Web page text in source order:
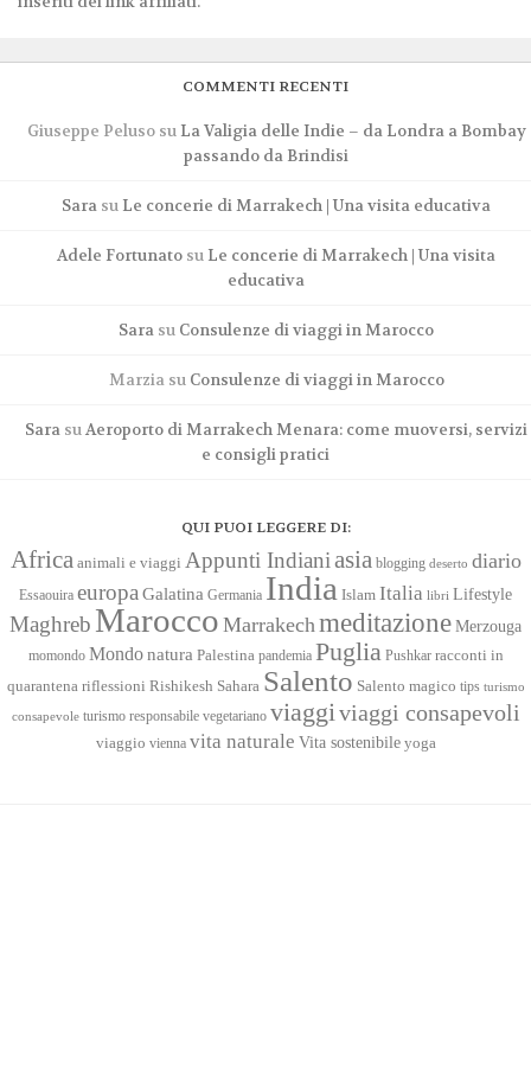
COMMENTI RECENTI
Giuseppe Pelusosu La Valigia delle Indie – da Londra a Bombay
passando da Brindisi
Sara su Le concerie di Marrakech | Una visita educativa
Adele Fortunato su Le concerie di Marrakech | Una visita
educativa
Sara su Consulenze di viaggi in Marocco
Marziasu Consulenze di viaggi in Marocco
Sara suAeroporto di Marrakech Menara: come muoversi, servizi
e consigli pratici
QUI PUOI LEGGERE DI:
Africa animali e viaggi Appunti Indianiasia blogging deserto diario
Essaouira europa Galatina Germania India Islam Italia libri Lifestyle
Maghreb Marocco MarrakechmeditazioneMerzouga
momondo Mondo natura Palestina pandemia Puglia Pushkar racconti in
quarantena riflessioni Rishikesh Sahara Salento Salento magico tips turismo
consapevole turismo responsabile vegetariano viaggiviaggi consapevoli
viaggio vienna vita naturale Vita sostenibile yoga